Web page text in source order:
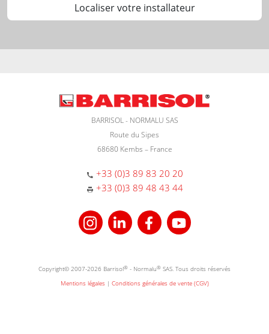
Localiser votre installateur
BARRISOL - NORMALU SAS
Route du Sipes
68680 Kembs – France
+33 (0)3 89 83 20 20
+33 (0)3 89 48 43 44
Copyright© 2007-2026 Barrisol® - Normalu® SAS. Tous droits réservés
Mentions légales| Conditions générales de vente (CGV)